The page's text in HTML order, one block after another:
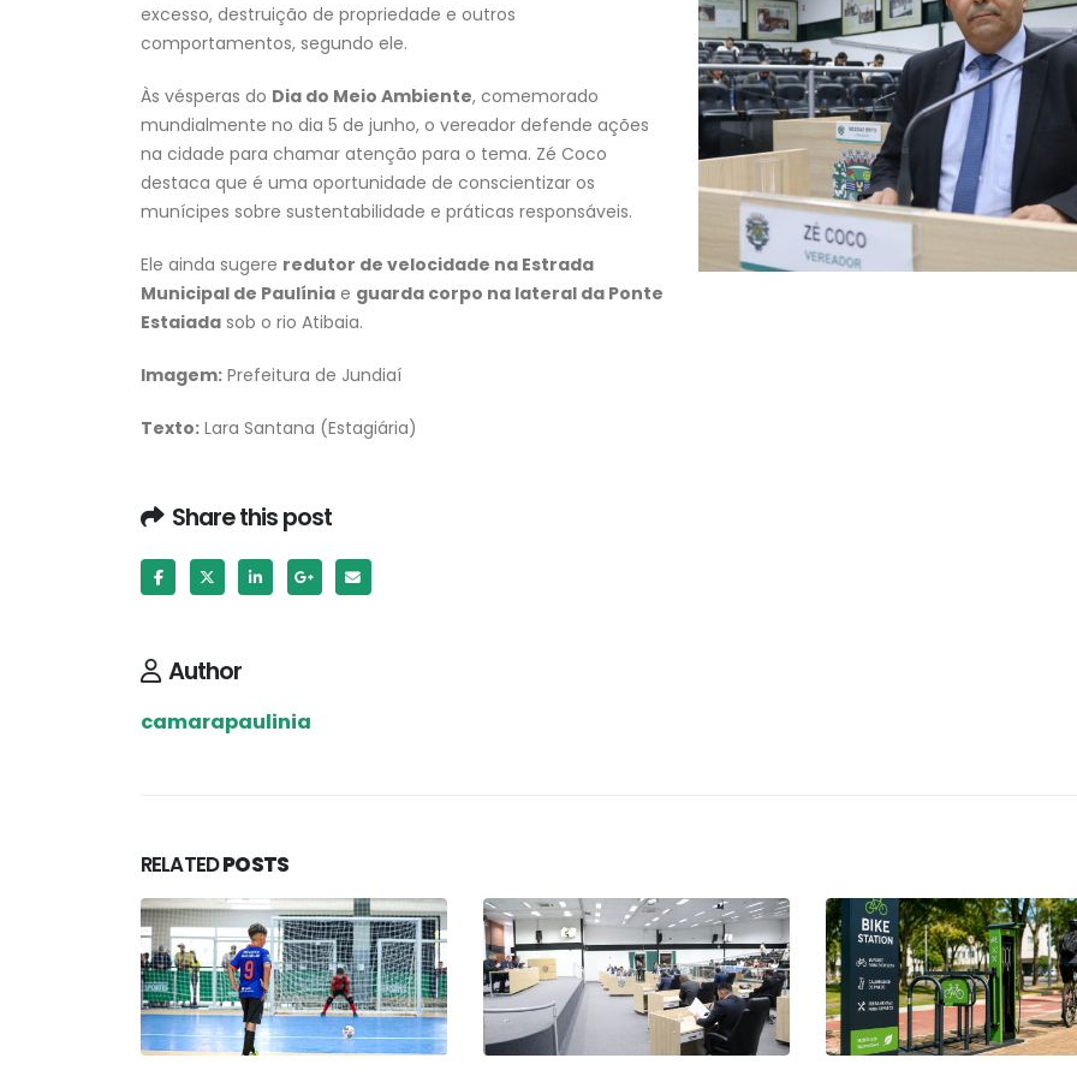
excesso, destruição de propriedade e outros
comportamentos, segundo ele.
Às vésperas do Dia do Meio Ambiente, comemorado
mundialmente no dia 5 de junho, o vereador defende ações
na cidade para chamar atenção para o tema. Zé Coco
destaca que é uma oportunidade de conscientizar os
munícipes sobre sustentabilidade e práticas responsáveis.
Ele ainda sugere redutor de velocidade na Estrada
Municipal de Paulínia e guarda corpo na lateral da Ponte
Estaiada sob o rio Atibaia.
Imagem: Prefeitura de Jundiaí
Texto: Lara Santana (Estagiária)
Share this post
Author
camarapaulinia
RELATEDPOSTS